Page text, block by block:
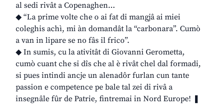
al sedi rivât a Copenaghen…
◆ “La prime volte che o ai fat di mangjâ ai miei
coleghis achì, mi àn domandât la “carbonara”. Cumò
a van in lipare se no fâs il frico”.
◆ In sumis, cu la ativitât di Giovanni Gerometta,
cumò cuant che si dîs che al è rivât chel dal formadi,
si pues intindi ancje un alenadôr furlan cun tante
passion e competence pe bale tal zei di rivâ a
insegnâle fûr de Patrie, fintremai in Nord Europe! ❚